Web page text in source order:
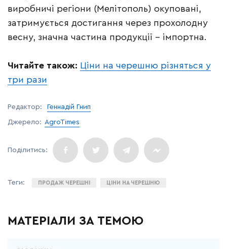
виробничі регіони (Мелітополь) окуповані,
затримується достигання через прохолодну
весну, значна частина продукції – імпортна.
Читайте також: Ціни на черешню різняться у
три рази
Редактор: Геннадій Гнип
Джерело: AgroTimes
ПРОДАЖ ЧЕРЕШНІ ЦІНИ НА ЧЕРЕШНЮ
МАТЕРІАЛИ ЗА ТЕМОЮ